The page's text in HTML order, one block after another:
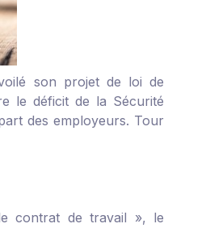
son projet de loi de
le déficit de la Sécurité
des employeurs. Tour
contrat de travail », le